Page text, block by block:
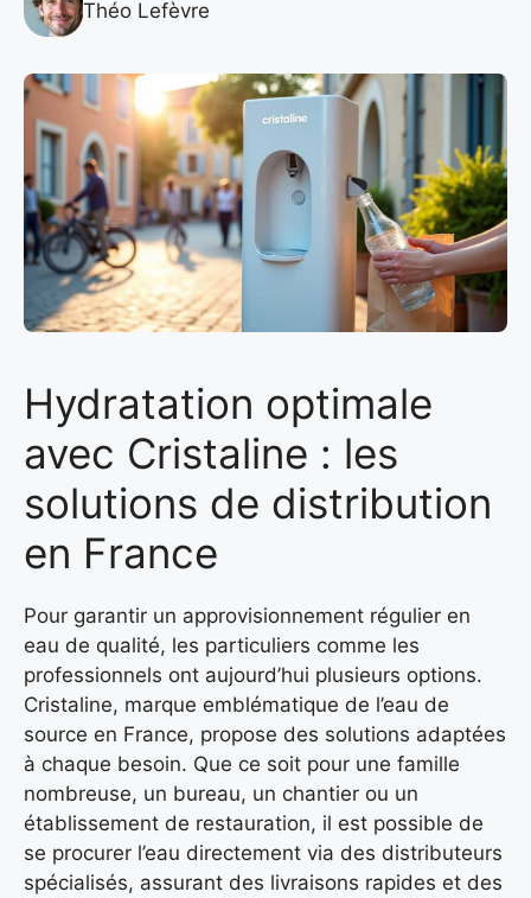
Théo Lefèvre
Hydratation optimale
avec Cristaline : les
solutions de distribution
en France
Pour garantir un approvisionnement régulier en
eau de qualité, les particuliers comme les
professionnels ont aujourd’hui plusieurs options.
Cristaline, marque emblématique de l’eau de
source en France, propose des solutions adaptées
à chaque besoin. Que ce soit pour une famille
nombreuse, un bureau, un chantier ou un
établissement de restauration, il est possible de
se procurer l’eau directement via des distributeurs
spécialisés, assurant des livraisons rapides et des